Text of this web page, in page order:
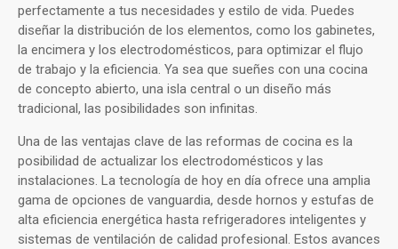
perfectamente a tus necesidades y estilo de vida. Puedes
diseñar la distribución de los elementos, como los gabinetes,
la encimera y los electrodomésticos, para optimizar el flujo
de trabajo y la eficiencia. Ya sea que sueñes con una cocina
de concepto abierto, una isla central o un diseño más
tradicional, las posibilidades son infinitas.
Una de las ventajas clave de las reformas de cocina es la
posibilidad de actualizar los electrodomésticos y las
instalaciones. La tecnología de hoy en día ofrece una amplia
gama de opciones de vanguardia, desde hornos y estufas de
alta eficiencia energética hasta refrigeradores inteligentes y
sistemas de ventilación de calidad profesional. Estos avances